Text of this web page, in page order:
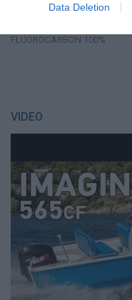
Data Deletion
ΠΕΤΟΝΙΕΣ ΝΗΜΑΤΑ
FLUOROCARBON 100%
VIDEO